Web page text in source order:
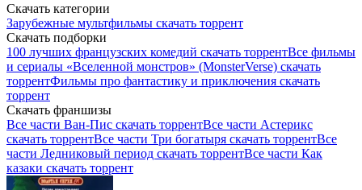
Скачать категории
Зарубежные мультфильмы скачать торрент
Скачать подборки
100 лучших французских комедий скачать торрентВсе фильмы
и сериалы «Вселенной монстров» (MonsterVerse) скачать
торрентФильмы про фантастику и приключения скачать
торрент
Скачать франшизы
Все части Ван-Пис скачать торрентВсе части Астерикс
скачать торрентВсе части Три богатыря скачать торрентВсе
части Ледниковый период скачать торрентВсе части Как
казаки скачать торрент